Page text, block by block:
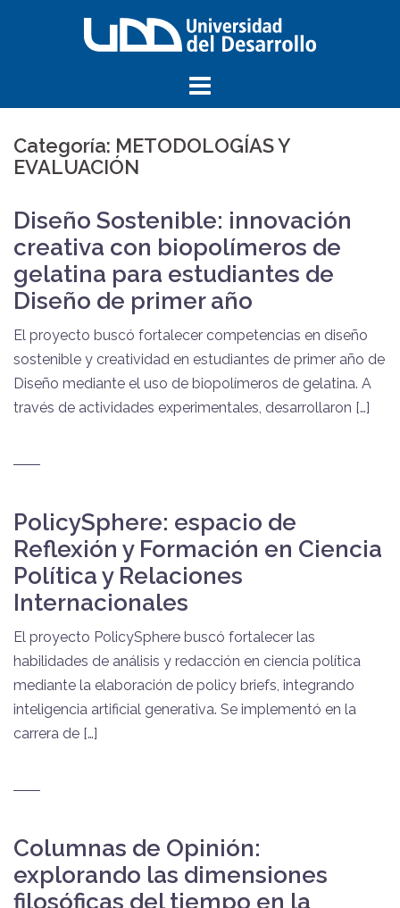
Categoría: METODOLOGÍAS Y
EVALUACIÓN
Diseño Sostenible: innovación
creativa con biopolímeros de
gelatina para estudiantes de
Diseño de primer año
El proyecto buscó fortalecer competencias en diseño
sostenible y creatividad en estudiantes de primer año de
Diseño mediante el uso de biopolímeros de gelatina. A
través de actividades experimentales, desarrollaron […]
PolicySphere: espacio de
Reflexión y Formación en Ciencia
Política y Relaciones
Internacionales
El proyecto PolicySphere buscó fortalecer las
habilidades de análisis y redacción en ciencia política
mediante la elaboración de policy briefs, integrando
inteligencia artificial generativa. Se implementó en la
carrera de […]
Columnas de Opinión:
explorando las dimensiones
filosóficas del tiempo en la